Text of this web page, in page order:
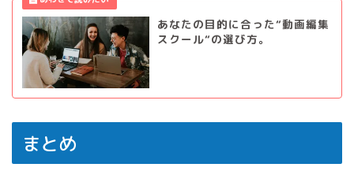
あなたの目的に合った“動画編集
スクール“の選び方。
まとめ